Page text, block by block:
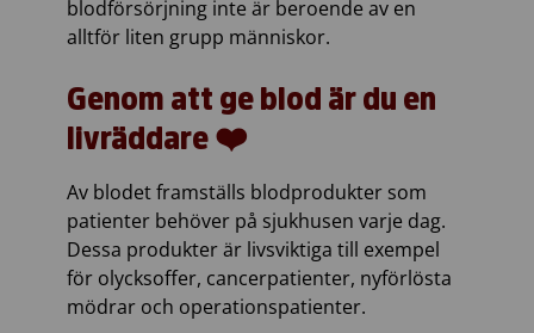
blodförsörjning inte är beroende av en
alltför liten grupp människor.
Genom att ge blod är du en
livräddare ❤️
Av blodet framställs blodprodukter som
patienter behöver på sjukhusen varje dag.
Dessa produkter är livsviktiga till exempel
för olycksoffer, cancerpatienter, nyförlösta
mödrar och operationspatienter.